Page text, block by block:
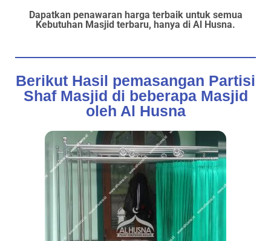
Dapatkan penawaran harga terbaik untuk semua
Kebutuhan Masjid terbaru, hanya di Al Husna.
Berikut Hasil pemasangan Partisi
Shaf Masjid di beberapa Masjid
oleh Al Husna